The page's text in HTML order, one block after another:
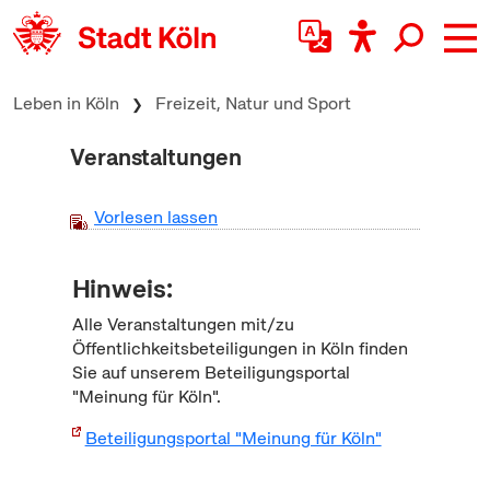
zum Inhalt springen
Leben in Köln Freizeit, Natur und Sport
Veranstaltungen
Vorlesen lassen
Hinweis:
Alle Veranstaltungen mit/zu
Öffentlichkeitsbeteiligungen in Köln finden
Sie auf unserem Beteiligungsportal
"Meinung für Köln".
Beteiligungsportal "Meinung für Köln"